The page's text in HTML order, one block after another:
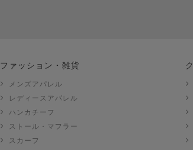
ファッション・雑貨
メンズアパレル
レディースアパレル
ハンカチーフ
ストール・マフラー
スカーフ